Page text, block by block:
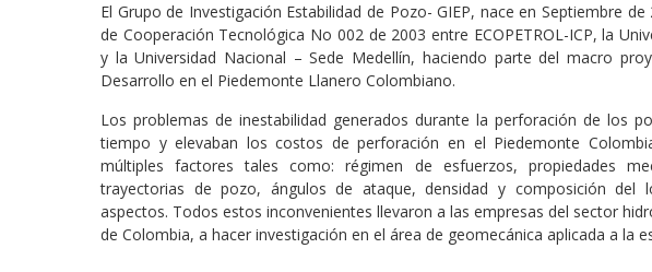
El Grupo de Investigación Estabilidad de Pozo- GIEP, nace en Septiembre
de Cooperación Tecnológica No 002 de 2003 entre ECOPETROL-ICP, la
y la Universidad Nacional – Sede Medellín, haciendo parte del macro
Desarrollo en el Piedemonte Llanero Colombiano.
Los problemas de inestabilidad generados durante la perforación de los
tiempo y elevaban los costos de perforación en el Piedemonte
múltiples factores tales como: régimen de esfuerzos, propiedades
trayectorias de pozo, ángulos de ataque, densidad y composición del
aspectos. Todos estos inconvenientes llevaron a las empresas del sector
de Colombia, a hacer investigación en el área de geomecánica aplicada a la